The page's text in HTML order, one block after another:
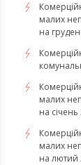
малих
на
малих
на січень
малих
на лютий